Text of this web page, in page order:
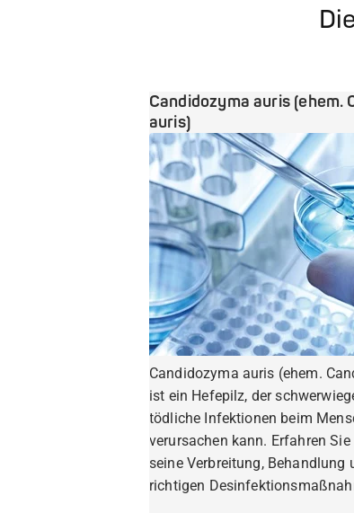
Candidozyma auris (ehem.
auris)
Candidozyma auris (ehem.
ist ein Hefepilz, der
tödliche Infektionen beim
verursachen kann. Erfahren
seine Verbreitung, Behandlung
richtigen